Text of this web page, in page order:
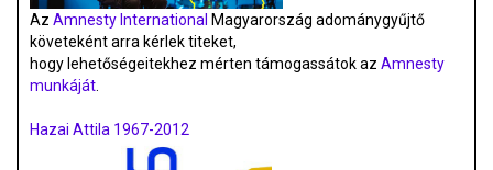
Az Amnesty International Magyarország adománygyűjtő
követeként arra kérlek titeket,
hogy lehetőségeitekhez mérten támogassátok az Amnesty
munkáját.
Hazai Attila 1967-2012